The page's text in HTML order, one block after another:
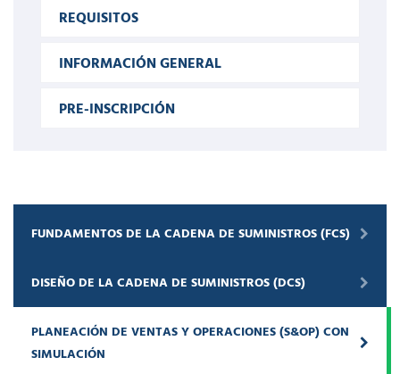
REQUISITOS
INFORMACIÓN GENERAL
PRE-INSCRIPCIÓN
FUNDAMENTOS DE LA CADENA DE SUMINISTROS (FCS)
DISEÑO DE LA CADENA DE SUMINISTROS (DCS)
PLANEACIÓN DE VENTAS Y OPERACIONES (S&OP) CON
SIMULACIÓN